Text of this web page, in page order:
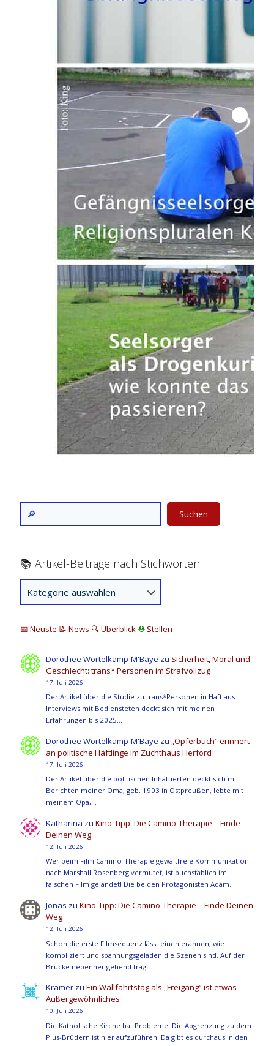
Suchen
📚 Artikel-Beiträge nach Stichworten
📅 Neuste 📝 News 🔍 Überblick ⛑ Stellen
Dorothee Wortelkamp-M'Baye zu Sicherheit, Moral und
Geschlecht: trans* Personen im Strafvollzug
17. Juli 2026
Der Artikel über die Studie zu trans*Personen in Haft aus
Interviews mit Bediensteten deckt sich mit meinen
Erfahrungen bis 2025…
Dorothee Wortelkamp-M'Baye zu „Opferbuch“ erinnert
an politische Häftlinge im Zuchthaus Herford
17. Juli 2026
Der Artikel über die politischen Inhaftierten deckt sich mit
Berichten meiner Oma, geb. 1903 in Ostpreußen, lebte mit
meinem Opa,…
Katharina zuKino-Tipp: Die Camino-Therapie – Finde
Deinen Weg
12. Juli 2026
Wer beim Film Camino-Therapie gewaltfreie Kommunikation
nach Marshall Rosenberg vermutet, ist buchstäblich im
falschen Film gelandet! Die beiden Protagonisten Adam…
Jonas zuKino-Tipp: Die Camino-Therapie – Finde Deinen
Weg
12. Juli 2026
Schon die erste Filmsequenz lässt einen erahnen, wie
kompliziert und spannungsgeladen die Szenen sind. Auf der
Brücke nebenher gehend trägt…
Kramer zuEin Wallfahrtstag als „Freigang“ ist etwas
Außergewöhnliches
10. Juli 2026
Die Katholische Kirche hat Probleme. Die Abgrenzung zu dem
Pius-Brüdern ist hier aufzuführen. Da gibt es durchaus in den